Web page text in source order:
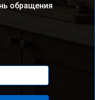
обращения